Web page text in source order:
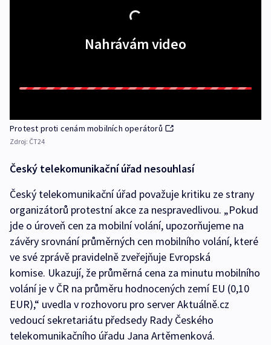
Nahrávám video
Protest proti cenám mobilních operátorů
Zdroj: ČT24
Český telekomunikační úřad nesouhlasí
Český telekomunikační úřad považuje kritiku ze strany
organizátorů protestní akce za nespravedlivou. „Pokud
jde o úroveň cen za mobilní volání, upozorňujeme na
závěry srovnání průměrných cen mobilního volání, které
ve své zprávě pravidelně zveřejňuje Evropská
komise. Ukazují, že průměrná cena za minutu mobilního
volání je v ČR na průměru hodnocených zemí EU (0,10
EUR),“ uvedla v rozhovoru pro server Aktuálně.cz
vedoucí sekretariátu předsedy Rady Českého
telekomunikačního úřadu Jana Artěmenková.